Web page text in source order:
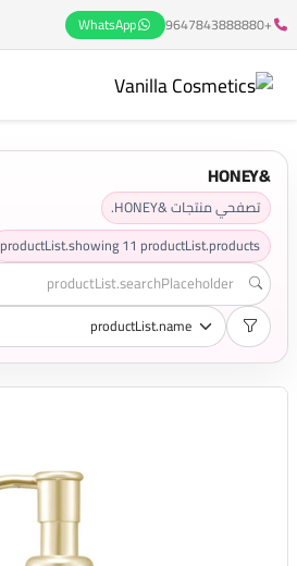
+9647843888880
WhatsApp
&HONEY
تصفحي منتجات &HONEY.
productList.showing11 productList.products